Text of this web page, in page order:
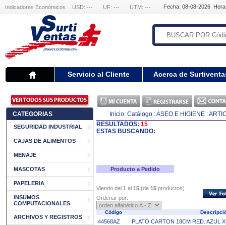
Indicadores Económicos USD: --- UF: --- UTM: --- Fecha: 08-08-2026
Servicio al Cliente Acerca de
CATEGORIAS
SEGURIDAD INDUSTRIAL
CAJAS DE ALIMENTOS
MENAJE
MASCOTAS
PAPELERIA
INSUMOS
COMPUTACIONALES
ARCHIVOS Y REGISTROS
Inicio: Catálogo : ASEO E HIGIENE :
RESULTADOS: 15
ESTAS BUSCANDO:
Producto a Pedido
Viendo del 1 al 15 (de 15 productos)
Ordenar por:
Código
44568AZ PLATO CARTON 18CM RED. AZUL